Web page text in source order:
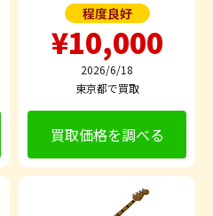
程度良好
¥10,000
2026/6/18
東京都で買取
買取価格を調べる